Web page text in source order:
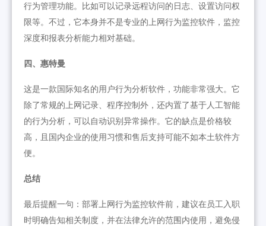
行为管理功能。比如可以记录远程访问的日志、设置访问权
限等。不过，它本身并不是专业的上网行为监控软件，监控
深度和报表分析能力相对基础。
四、惠特曼
这是一款国际知名的用户行为分析软件，功能非常强大。它
除了常规的上网记录、程序控制外，还内置了基于人工智能
的行为分析，可以自动识别异常操作。它的缺点是价格较
高，且国内企业的使用习惯和售后支持可能不如本土软件方
便。
总结
最后提醒一句：部署上网行为监控软件前，建议在员工入职
时明确告知相关制度，并在法律允许的范围内使用，避免侵